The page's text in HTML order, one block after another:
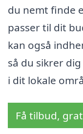
du nemt finde
passer til dit
kan også
så du sikrer
i dit lokale
Få tilbud,